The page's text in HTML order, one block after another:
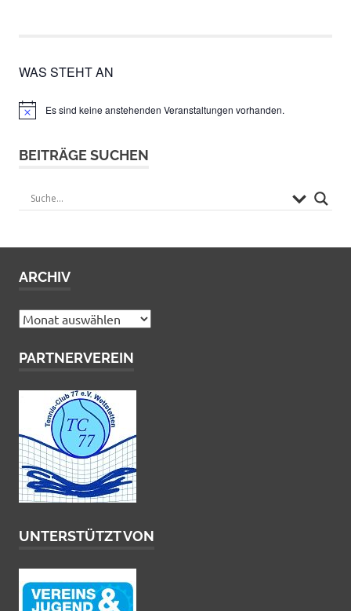
WAS STEHT AN
HinweisEs sind keine anstehenden Veranstaltungen vorhanden.
BEITRÄGE SUCHEN
ARCHIV
Archiv
PARTNERVEREIN
UNTERSTÜTZT VON